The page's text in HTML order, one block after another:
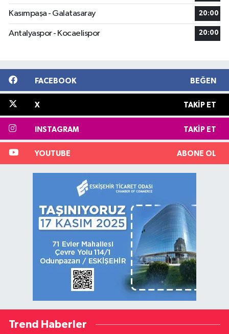
Kasımpaşa - Galatasaray 20:00
Antalyaspor - Kocaelispor 20:00
FACEBOOK BEĞEN
X TAKIP ET
INSTAGRAM TAKIP ET
YOUTUBE ABONE OL
Trend Haberler